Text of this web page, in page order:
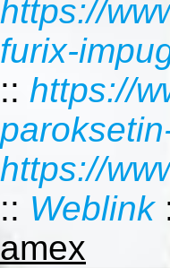
https://
furix-
:: https://
https://
:: Weblink
amex